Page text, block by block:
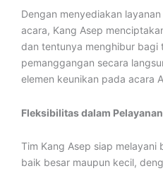
Dengan menyediakan
acara, Kang Asep
dan tentunya menghibur bagi
pemanggangan secara
elemen keunikan pada acara
Fleksibilitas dalam
Tim Kang Asep siap melayani
baik besar maupun kecil,